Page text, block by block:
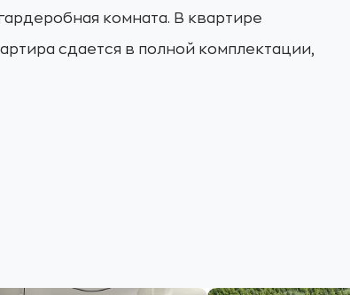
комната. В квартире
сдается в полной комплектации,